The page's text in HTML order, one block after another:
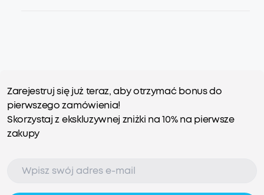
Zarejestruj się już teraz, aby otrzymać bonus do
pierwszego zamówienia!
Skorzystaj z ekskluzywnej zniżki na 10% na pierwsze
zakupy